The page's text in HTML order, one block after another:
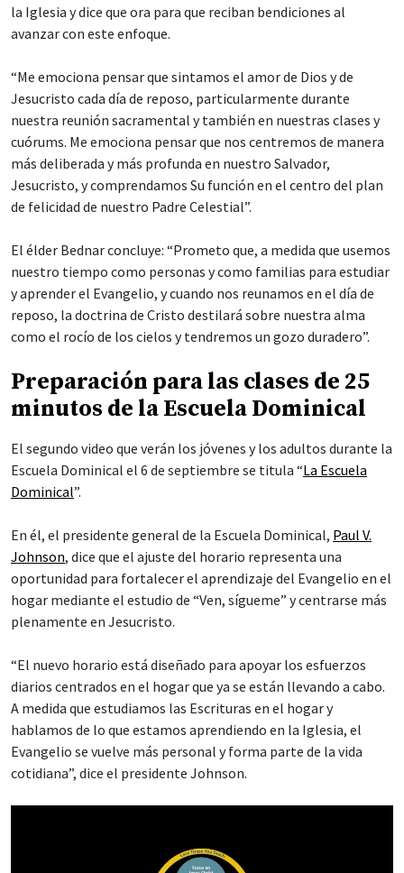
la Iglesia y dice que ora para que reciban bendiciones al
avanzar con este enfoque.
“Me emociona pensar que sintamos el amor de Dios y de
Jesucristo cada día de reposo, particularmente durante
nuestra reunión sacramental y también en nuestras clases y
cuórums. Me emociona pensar que nos centremos de manera
más deliberada y más profunda en nuestro Salvador,
Jesucristo, y comprendamos Su función en el centro del plan
de felicidad de nuestro Padre Celestial”.
El élder Bednar concluye: “Prometo que, a medida que usemos
nuestro tiempo como personas y como familias para estudiar
y aprender el Evangelio, y cuando nos reunamos en el día de
reposo, la doctrina de Cristo destilará sobre nuestra alma
como el rocío de los cielos y tendremos un gozo duradero”.
Preparación para las clases de 25
minutos de la Escuela Dominical
El segundo video que verán los jóvenes y los adultos durante la
Escuela Dominical el 6 de septiembre se titula “La Escuela
Dominical”.
En él, el presidente general de la Escuela Dominical, Paul V.
Johnson, dice que el ajuste del horario representa una
oportunidad para fortalecer el aprendizaje del Evangelio en el
hogar mediante el estudio de “Ven, sígueme” y centrarse más
plenamente en Jesucristo.
“El nuevo horario está diseñado para apoyar los esfuerzos
diarios centrados en el hogar que ya se están llevando a cabo.
A medida que estudiamos las Escrituras en el hogar y
hablamos de lo que estamos aprendiendo en la Iglesia, el
Evangelio se vuelve más personal y forma parte de la vida
cotidiana”, dice el presidente Johnson.